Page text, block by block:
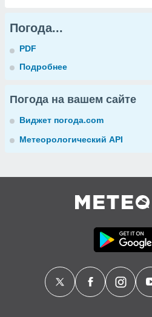
Погода...
PDF
Подробнее
Погода на вашем сайте
Виджет погода.com
Метеорологический API